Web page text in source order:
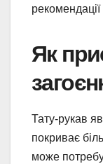
Як
Тату-рукав
покриває
може